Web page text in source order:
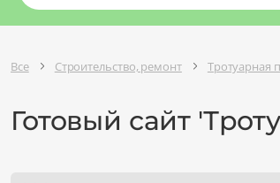
Все Строительство, ремонт Тротуарная
Готовый сайт